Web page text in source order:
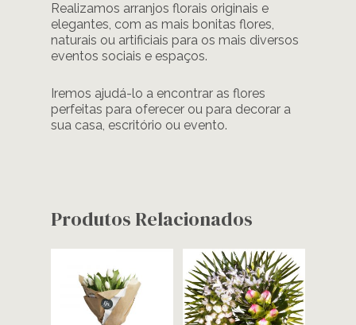
Realizamos arranjos florais originais e
elegantes, com as mais bonitas flores,
naturais ou artificiais para os mais diversos
eventos sociais e espaços.
Iremos ajudá-lo a encontrar as flores
perfeitas para oferecer ou para decorar a
sua casa, escritório ou evento.
Produtos Relacionados